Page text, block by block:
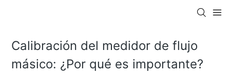
Calibración del medidor de flujo
másico: ¿Por qué es importante?